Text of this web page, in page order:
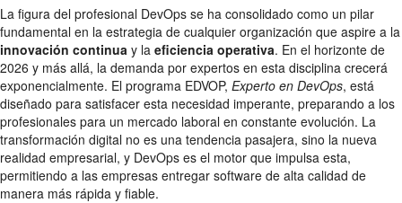
La figura del profesional DevOps se ha consolidado como un pilar
fundamental en la estrategia de cualquier organización que aspire a la
innovación continua y la eficiencia operativa. En el horizonte de
2026 y más allá, la demanda por expertos en esta disciplina crecerá
exponencialmente. El programa EDVOP, Experto en DevOps, está
diseñado para satisfacer esta necesidad imperante, preparando a los
profesionales para un mercado laboral en constante evolución. La
transformación digital no es una tendencia pasajera, sino la nueva
realidad empresarial, y DevOps es el motor que impulsa esta,
permitiendo a las empresas entregar software de alta calidad de
manera más rápida y fiable.